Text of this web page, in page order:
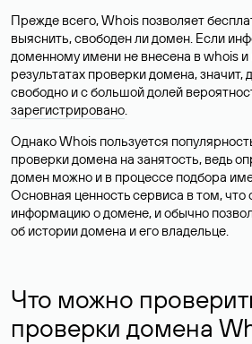
Прежде всего, Whois позволяет
выяснить, свободен ли домен. Если
доменному имени не внесена в whois и
результатах проверки домена, значит,
свободно и с большой долей
зарегистрировано.
Однако Whois пользуется
проверки домена на занятость, ведь
домен можно и в процессе подбора
Основная ценность сервиса в том,
информацию о домене, и обычно
об истории домена и его владельце.
Что можно
проверки домена